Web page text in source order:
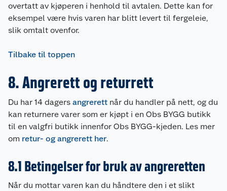
overtatt av kjøperen i henhold til avtalen. Dette kan for
eksempel være hvis varen har blitt levert til fergeleie,
slik omtalt ovenfor.
Tilbake til toppen
8. Angrerett og returrett
Du har 14 dagers angrerett når du handler på nett, og du
kan returnere varer som er kjøpt i en Obs BYGG butikk
til en valgfri butikk innenfor Obs BYGG-kjeden. Les mer
om retur- og angrerett her.
8.1 Betingelser for bruk av angreretten
Når du mottar varen kan du håndtere den i et slikt